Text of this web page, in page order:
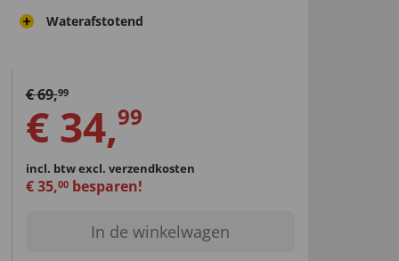
Waterafstotend
€69,99
€ 34,99
incl. btwexcl. verzendkosten
€35,00besparen!
In de winkelwagen